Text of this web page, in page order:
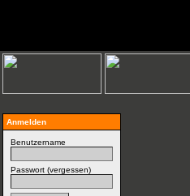
Anmelden
Benutzername
Passwort (vergessen)